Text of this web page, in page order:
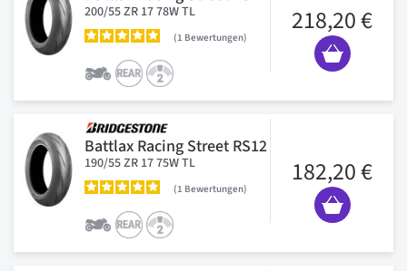
200/55 ZR 17 78W TL
1 Bewertungen
218,20 €
Battlax Racing Street RS12
190/55 ZR 17 75W TL
1 Bewertungen
182,20 €